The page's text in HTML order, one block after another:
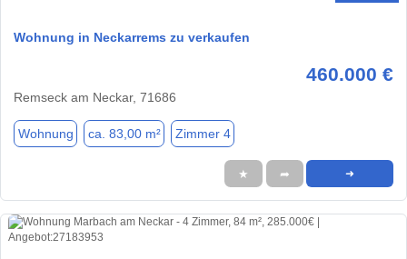
Wohnung in Neckarrems zu verkaufen
460.000 €
Remseck am Neckar, 71686
Wohnung ca. 83,00 m² Zimmer 4
★ ➦ ➜